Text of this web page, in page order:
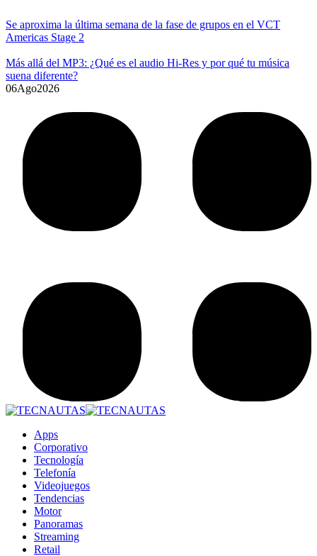
Se aproxima la última semana de la fase de grupos en el VCT
Americas Stage 2
Más allá del MP3: ¿Qué es el audio Hi-Res y por qué tu música
suena diferente?
06Ago2026
Apps
Corporativo
Tecnología
Telefonía
Videojuegos
Tendencias
Motor
Panoramas
Streaming
Retail